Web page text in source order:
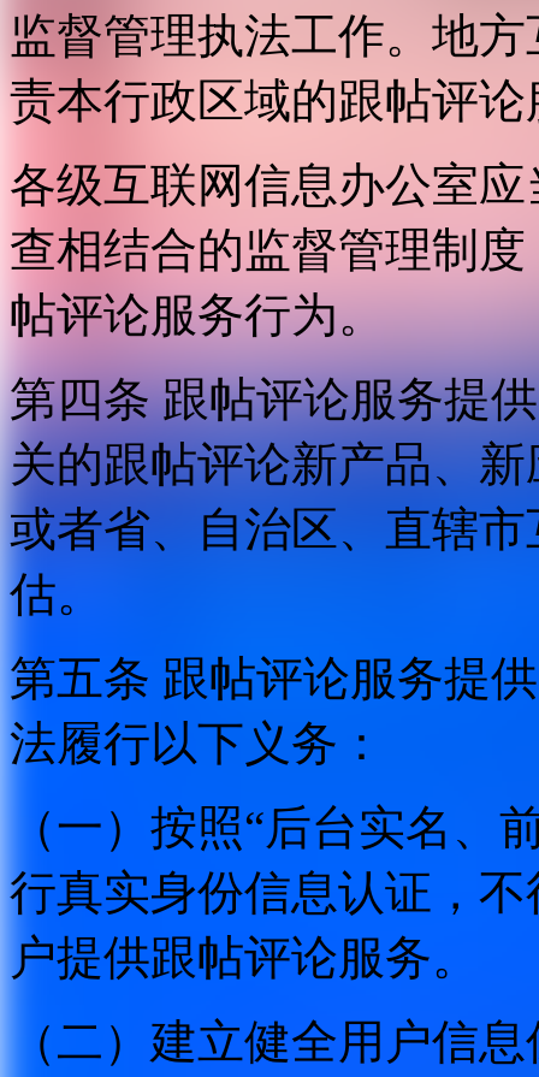
监督管理执法工作。地
责本行政区域的跟帖评
各级互联网信息办公室
查相结合的监督管理制
帖评论服务行为。
第四条 跟帖评论服务提
关的跟帖评论新产品、
或者省、自治区、直辖
估。
第五条 跟帖评论服务提
法履行以下义务：
（一）按照“后台实名、
行真实身份信息认证，
户提供跟帖评论服务。
（二）建立健全用户信